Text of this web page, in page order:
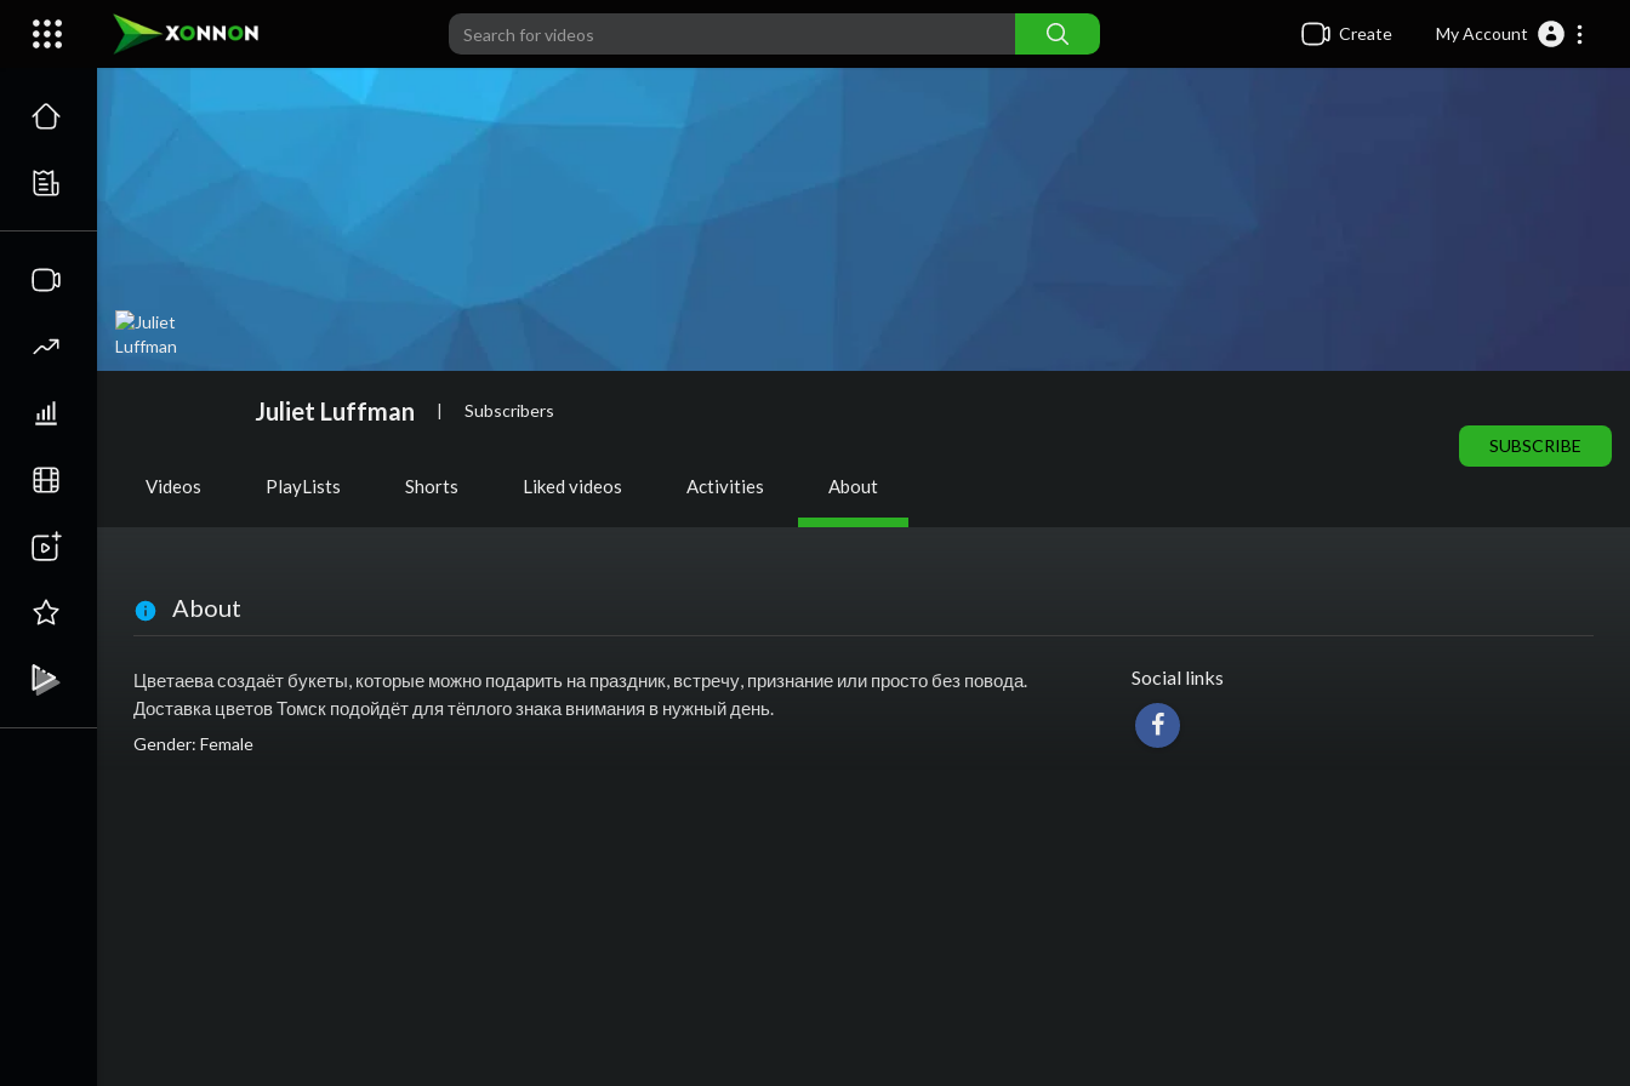
Create My Account
Juliet Luffman | Subscribers
SUBSCRIBE
Videos PlayLists Shorts Liked videos Activities About
About
Цветаева создаёт букеты, которые можно подарить на праздник, встречу, признание или просто без повода.
Доставка цветов Томск подойдёт для тёплого знака внимания в нужный день.
Gender: Female
Social links